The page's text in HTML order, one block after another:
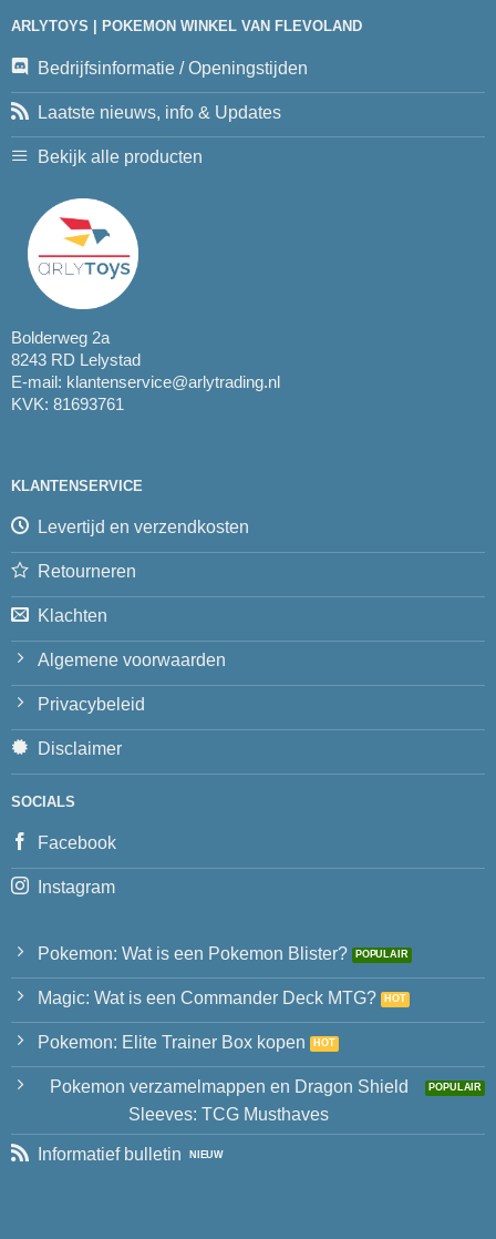
ARLYTOYS | POKEMON WINKEL VAN FLEVOLAND
Bedrijfsinformatie / Openingstijden
Laatste nieuws, info & Updates
Bekijk alle producten
Bolderweg 2a
8243 RD Lelystad
E-mail: klantenservice@arlytrading.nl
KVK: 81693761
KLANTENSERVICE
Levertijd en verzendkosten
Retourneren
Klachten
Algemene voorwaarden
Privacybeleid
Disclaimer
SOCIALS
Facebook
Instagram
Pokemon: Wat is een Pokemon Blister?
Magic: Wat is een Commander Deck MTG?
Pokemon: Elite Trainer Box kopen
Pokemon verzamelmappen en Dragon Shield
Sleeves: TCG Musthaves
Informatief bulletin